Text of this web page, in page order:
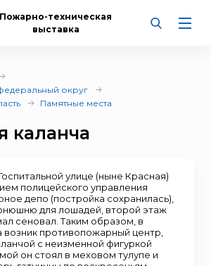
Пожарно-техническая
выставка
округ
Памятные места
каланча
улице (ныне Красная)
полицейского управления
депо (постройка сохранилась),
для лошадей, второй этаж
сеновал. Таким образом, в
возник противопожарный центр,
с неизменной фигуркой
он стоял в меховом тулупе и